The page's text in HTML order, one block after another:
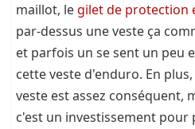
maillot, legilet de protection
par-dessus une veste ça
et parfois un se sent un peu
cette veste d'enduro. En
veste est assez conséquent,
c'est un investissement pour